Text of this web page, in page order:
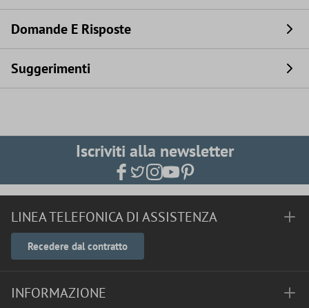
Domande E Risposte
Suggerimenti
Iscriviti alla newsletter
LINEA TELEFONICA DI ASSISTENZA
Recedere dal contratto
INFORMAZIONE